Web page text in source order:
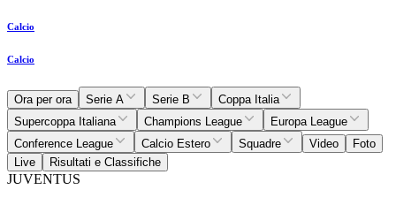
Calcio
Calcio
Ora per ora Serie A Serie B
Coppa Italia
Supercoppa Italiana
Champions League
Europa League
Conference League
Calcio Estero Squadre Video
Foto
Live
Risultati e Classifiche
JUVENTUS